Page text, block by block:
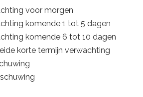
voor morgen
komende 1 tot 5 dagen
komende 6 tot 10 dagen
korte termijn verwachting